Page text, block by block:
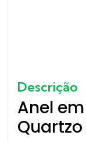
Descrição
Anel